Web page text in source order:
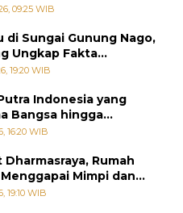
09:25 WIB
di Sungai Gunung Nago,
Ungkap Fakta
19:20 WIB
Indonesia yang
Bangsa hingga
Buku Jepang
16:20 WIB
Rumah
Mimpi dan
Kemiskinan
19:10 WIB